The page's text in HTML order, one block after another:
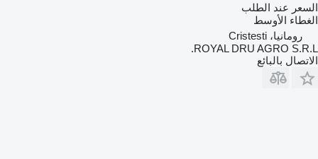
السعر عند الطلب
الغطاء الأوسط
رومانيا، Cristesti
ROYAL DRU AGRO S.R.L.
الاتصال بالبائع